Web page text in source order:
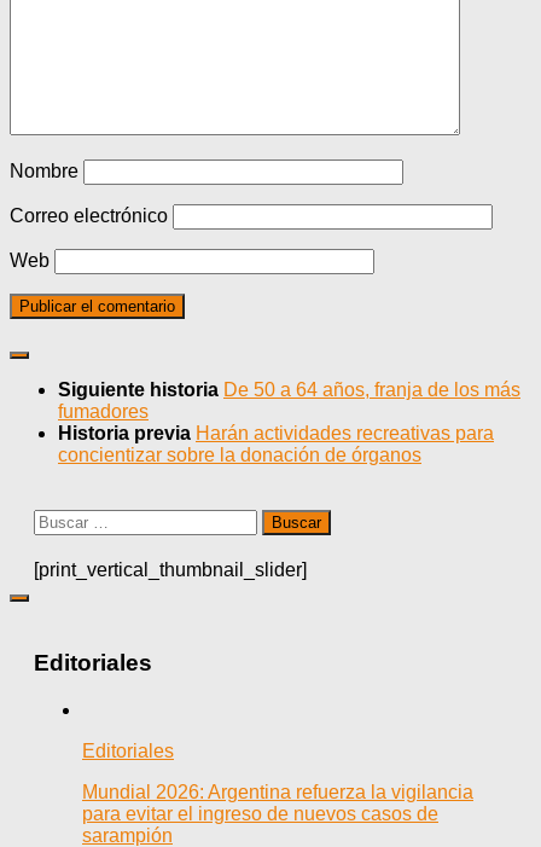
Nombre
Correo electrónico
Web
Siguiente historia De 50 a 64 años, franja de los más
fumadores
Historia previa Harán actividades recreativas para
concientizar sobre la donación de órganos
Buscar:
[print_vertical_thumbnail_slider]
Editoriales
Editoriales
Mundial 2026: Argentina refuerza la vigilancia
para evitar el ingreso de nuevos casos de
sarampión